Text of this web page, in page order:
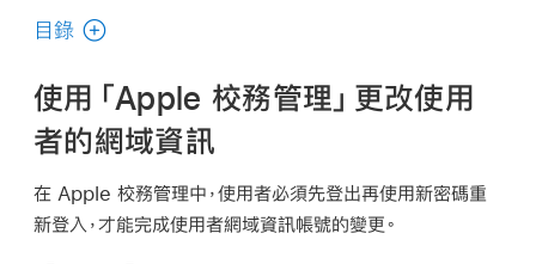
冊
搜
尋
目錄
使用「Apple 校務管理」更改使用
者的網域資訊
在 Apple 校務管理中，使用者必須先登出再使用新密碼重
新登入，才能完成使用者網域資訊帳號的變更。